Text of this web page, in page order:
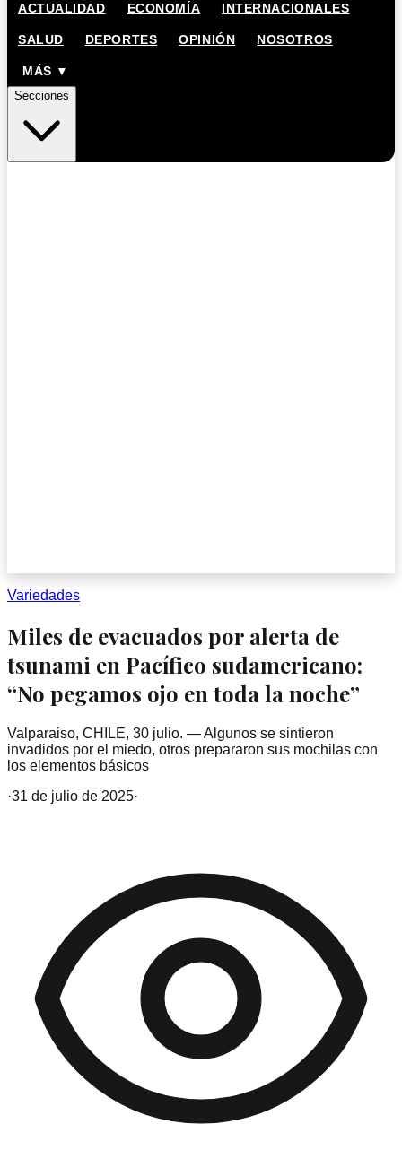
ACTUALIDAD ECONOMÍA INTERNACIONALES
SALUD DEPORTES OPINIÓN NOSOTROS
MÁS ▼
Secciones
Variedades
Miles de evacuados por alerta de
tsunami en Pacífico sudamericano:
“No pegamos ojo en toda la noche”
Valparaiso, CHILE, 30 julio. — Algunos se sintieron
invadidos por el miedo, otros prepararon sus mochilas con
los elementos básicos
·31 de julio de 2025·